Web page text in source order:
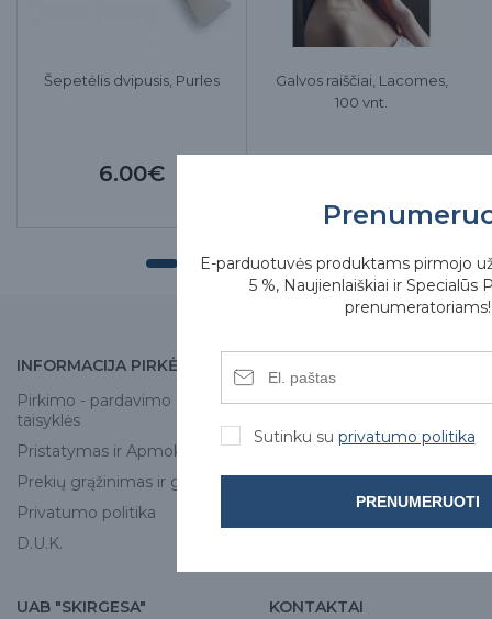
Šepetėlis dvipusis, Purles
6.00€
Galvos raiščiai, Lacomes,
100 vnt.
INFORMACIJA PIRKĖJUI
Pirkimo - pardavimo
taisyklės
Pristatymas ir Apmokėjimas
Prekių grąžinimas ir garantija
Privatumo politika
D.U.K.
Apie mus
Skirgesa parduotuvės
UAB "SKIRGESA"
KONTAKTAI
E-parduotuvės produktams pirmojo
5 %, Naujienlaiškiai ir Specialūs
prenumeratoriams!
Sutinku su privatumo politika
PRENUMERUOTI